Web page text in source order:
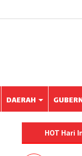
DAERAH
HOT Hari